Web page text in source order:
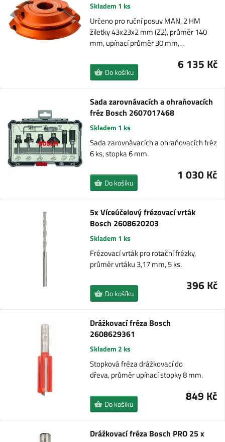
Skladem 1 ks
Určeno pro ruční posuv MAN, 2 HM
žiletky 43x23x2 mm (Z2), průměr 140
mm, upínací průměr 30 mm,…
6 135 Kč
Do košíku
Sada zarovnávacích a ohraňovacích
fréz Bosch 2607017468
Skladem 1 ks
Sada zarovnávacích a ohraňovacích fréz
6 ks, stopka 6 mm.
1 030 Kč
Do košíku
5x Víceúčelový frézovací vrták
Bosch 2608620203
Skladem 1 ks
Frézovací vrták pro rotační frézky,
průměr vrtáku 3,17 mm, 5 ks.
396 Kč
Do košíku
Drážkovací fréza Bosch
2608629361
Skladem 2 ks
Stopková fréza drážkovací do
dřeva, průměr upínací stopky 8 mm.
849 Kč
Do košíku
Drážkovací fréza Bosch PRO 25 x